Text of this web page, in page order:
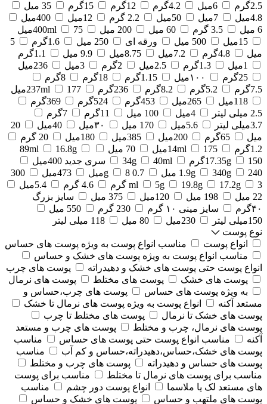
2.5گرم
6میل 4.2گرم 12گرم 15گرم
35 میل
4.8میل
7میل 50میل 2.2 گرم 12میل
400میل
6 میل
3.5 گرم 60 میل 200 میل 400ml
75میل
15میل
500 میل ورقه ای 250 میل 1.6گرم
5
میل
4.8گرم 7.2میل 8.75میل 9.9 میل
1.1گرم
1میل
1.3گرم 2.5میل 2گرم 3میل
236میل
25گرم
۱۰۰میل 1.15گرم 18گرم
8گرم
7.5گرم
5.2گرم 8.2گرم 236گرم 237ml
177میل
118میل
265میل 453گرم 524گرم
369گرم
2.5 میلی لیتر
4میل 100 میل 11گرم
7گرم
3.7میلی لیتر
5.6میل 170 میل ۳۰میل 40میل
20
میل
65گرم 200میل 385میل 180میل
20 گرم
1.2گرم
14ml 175میل 70 میل 89ml
16.8g
17.35g
150گرم 34g 40ml
سری جدید 400میل
1.9g
340g 240 میل 0.7 g 8میل 473میل
300
ml
5g 19.8g 17.2g 3 گرم 4.6 گرم
5.4میل
22 میل
198 میل 120میل 375 میل
سایز بزرگ
۴۰گرم
سایز مینی ۱۰ گرم 230 گرم
550 میل
150میلی لیتر
230میل 80 میل
118 میلی لیتر
نوع پوست
انواع پوست
مناسب انواع پوست به ویژه پوست های حساس
مناسب انواع پوست به ویژه پوست های خشک و حساس
انواع پوست حتی پوست های خشک و دهیدراته
پوست های چرب
پوست های خشک
پوست های مختلط
پوست های نرمال
به ویژه پوست های حساس
پوست های چرب،حساس و
مستعد آکنه
انواع پوست به ویژه پوست های نرمال تا خشک
پوست های خشک تا نرمال
پوست های مختلط تا چرب
پوست های نرمال، چرب و مختلط
پوست های چرب و مستعد
آکنه
مناسب انواع پوست حتی پوست های حساس
مناسب
پوست های خشک،حساس،دهیدراته،حساس و کم آب
مناسب
پوست های حساس و دهیدراته
پوست های چرب و مختلط
مناسب برای پوست های نرمال تا مختلط
مناسب برای پوست
های مستعد لک یا ملاسما
انواع پوست دور چشم
مناسب
پوست های ملتهب و حساس
پوست های خشک و حساس